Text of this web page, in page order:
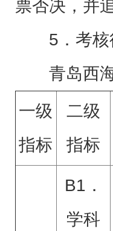
票否决，并
5．考
青岛西
一级
指标
二级
指标
B1．
学科